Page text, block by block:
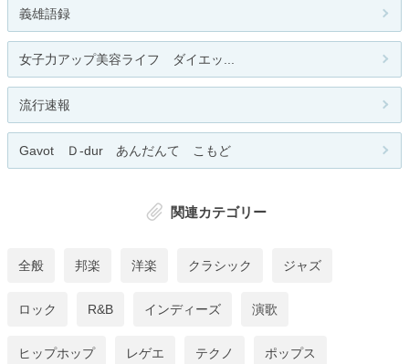
義雄語録
女子力アップ美容ライフ ダイエッ...
流行速報
Gavot Ｄ-dur あんだんて こもど
関連カテゴリー
全般 邦楽 洋楽 クラシック ジャズ
ロック R&B インディーズ 演歌
ヒップホップ レゲエ テクノ ポップス